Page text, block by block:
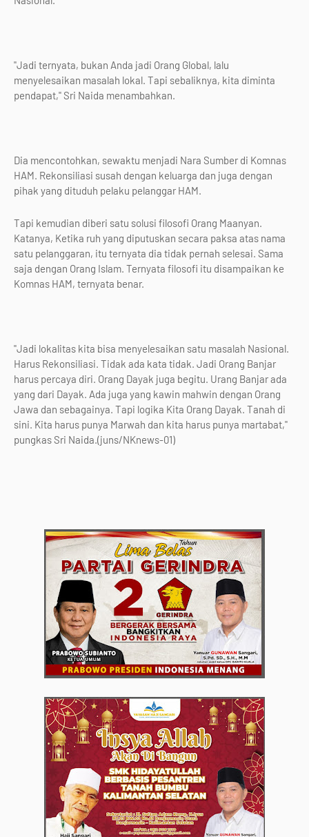
"Jadi ternyata, bukan Anda jadi Orang Global, lalu
menyelesaikan masalah lokal. Tapi sebaliknya, kita diminta
pendapat," Sri Naida menambahkan.
Dia mencontohkan, sewaktu menjadi Nara Sumber di Komnas
HAM. Rekonsiliasi susah dengan keluarga dan juga dengan
pihak yang dituduh pelaku pelanggar HAM.
Tapi kemudian diberi satu solusi filosofi Orang Maanyan.
Katanya, Ketika ruh yang diputuskan secara paksa atas nama
satu pelanggaran, itu ternyata dia tidak pernah selesai. Sama
saja dengan Orang Islam. Ternyata filosofi itu disampaikan ke
Komnas HAM, ternyata benar.
"Jadi lokalitas kita bisa menyelesaikan satu masalah Nasional.
Harus Rekonsiliasi. Tidak ada kata tidak. Jadi Orang Banjar
harus percaya diri. Orang Dayak juga begitu. Urang Banjar ada
yang dari Dayak. Ada juga yang kawin mahwin dengan Orang
Jawa dan sebagainya. Tapi logika Kita Orang Dayak. Tanah di
sini. Kita harus punya Marwah dan kita harus punya martabat,"
pungkas Sri Naida.(juns/NKnews-01)